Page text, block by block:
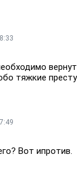
тяжкие
Вот ипротив.